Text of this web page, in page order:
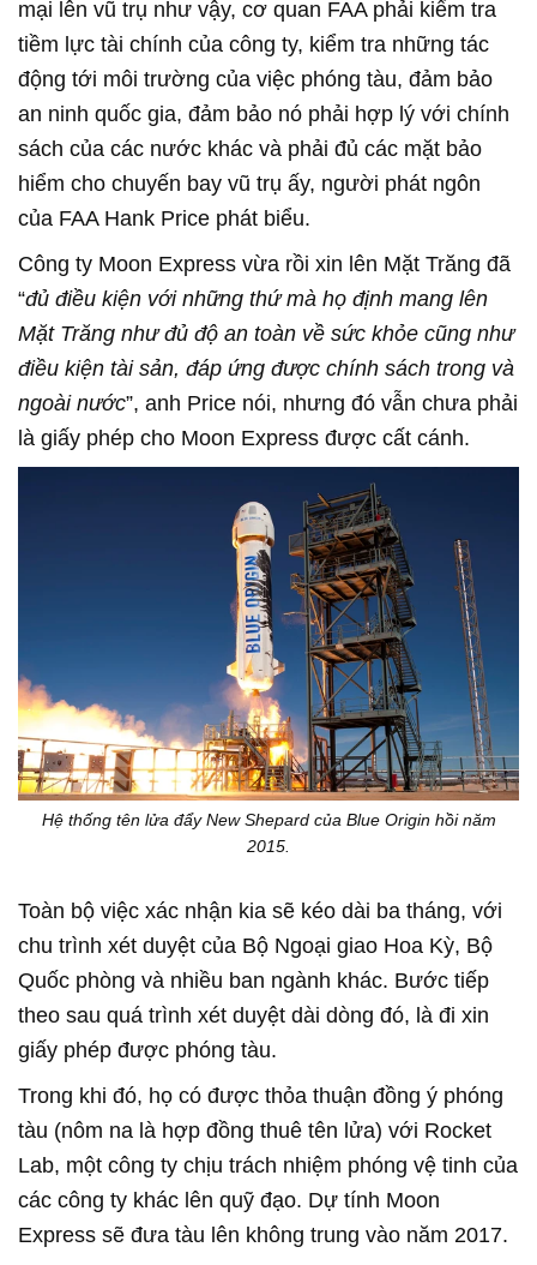
mại lên vũ trụ như vậy, cơ quan FAA phải kiểm tra
tiềm lực tài chính của công ty, kiểm tra những tác
động tới môi trường của việc phóng tàu, đảm bảo
an ninh quốc gia, đảm bảo nó phải hợp lý với chính
sách của các nước khác và phải đủ các mặt bảo
hiểm cho chuyến bay vũ trụ ấy, người phát ngôn
của FAA Hank Price phát biểu.
Công ty Moon Express vừa rồi xin lên Mặt Trăng đã
“đủ điều kiện với những thứ mà họ định mang lên
Mặt Trăng như đủ độ an toàn về sức khỏe cũng như
điều kiện tài sản, đáp ứng được chính sách trong và
ngoài nước”, anh Price nói, nhưng đó vẫn chưa phải
là giấy phép cho Moon Express được cất cánh.
Hệ thống tên lửa đẩy New Shepard của Blue Origin hồi năm
2015.
Toàn bộ việc xác nhận kia sẽ kéo dài ba tháng, với
chu trình xét duyệt của Bộ Ngoại giao Hoa Kỳ, Bộ
Quốc phòng và nhiều ban ngành khác. Bước tiếp
theo sau quá trình xét duyệt dài dòng đó, là đi xin
giấy phép được phóng tàu.
Trong khi đó, họ có được thỏa thuận đồng ý phóng
tàu (nôm na là hợp đồng thuê tên lửa) với Rocket
Lab, một công ty chịu trách nhiệm phóng vệ tinh của
các công ty khác lên quỹ đạo. Dự tính Moon
Express sẽ đưa tàu lên không trung vào năm 2017.